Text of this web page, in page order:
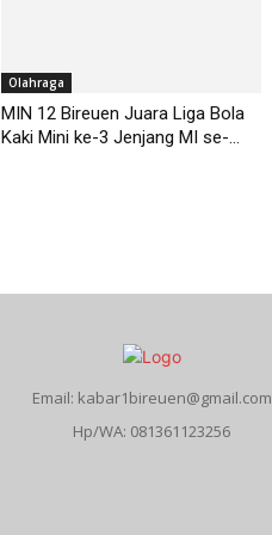
Olahraga
MIN 12 Bireuen Juara Liga Bola
Kaki Mini ke-3 Jenjang MI se-...
Email: kabar1bireuen@gmail.com
Hp/WA: 081361123256